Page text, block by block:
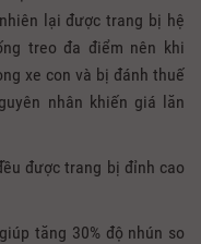
lại được trang bị hệ
treo đa điểm nên khi
xe con và bị đánh thuế
nhân khiến giá lăn
được trang bị đỉnh cao
tăng 30% độ nhún so